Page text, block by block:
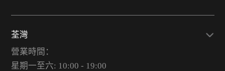
荃灣
營業時間：
星期一至六: 10:00 - 19:00